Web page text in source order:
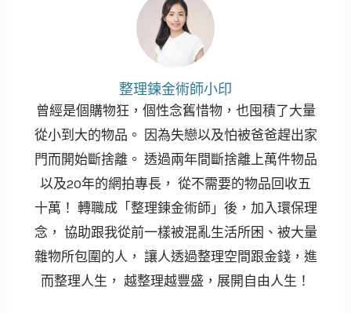
整理鍊金術師小印
曾經是個購物狂，個性念舊惜物，也囤積了大量
從小到大的物品。 因為失戀以及怕被爸爸趕出家
門而開始斷捨離。 透過兩年間斷捨離上萬件物品
以及20年的網拍專長， 從不需要的物品回收五
十萬！ 轉職成「整理鍊金術師」後，加入環保理
念， 協助跟我從前一樣被混亂生活所困、被大量
雜物所包圍的人， 讓人透過整理空間跟金錢，進
而整理人生， 越整理越豐盛，展開自由人生！